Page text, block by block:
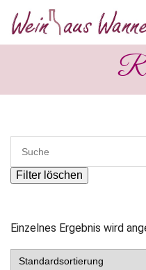
Filter löschen
Einzelnes Ergebnis wird